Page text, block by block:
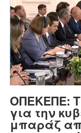
ΟΠΕΚΕΠΕ:
για την
μπαράζ